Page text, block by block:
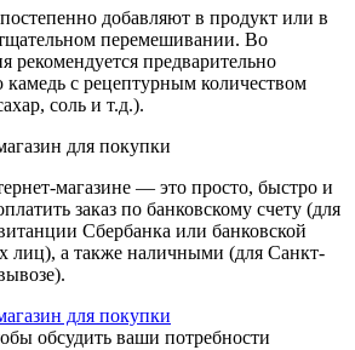
добавляют в продукт или в
перемешивании. Во
рекомендуется предварительно
камедь с рецептурным количеством
соль и т.д.).
для покупки
магазине — это просто, быстро и
заказ по банковскому счету (для
Сбербанка или банковской
лиц), а также наличными (для Санкт-
для покупки
обсудить ваши потребности